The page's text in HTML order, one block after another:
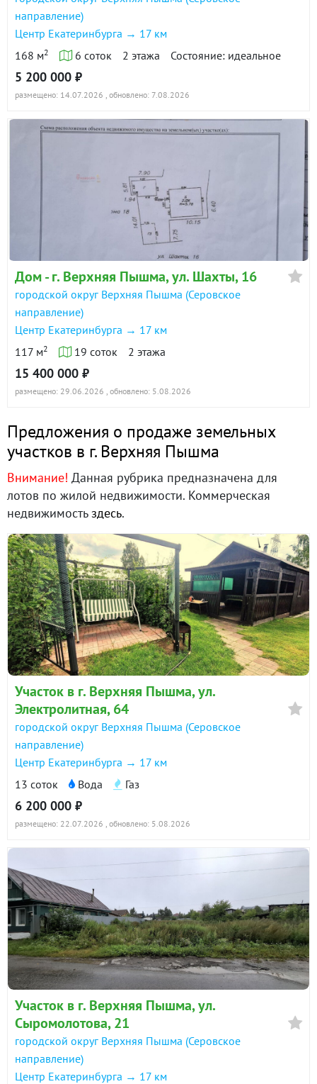
направление)
Центр Екатеринбурга → 17 км
168 м2 6 соток 2 этажа Состояние: идеальное
5 200 000 ₽
размещено: 14.07.2026 , обновлено: 7.08.2026
Дом - г. Верхняя Пышма, ул. Шахты, 16
городской округ Верхняя Пышма (Серовское
направление)
Центр Екатеринбурга → 17 км
117 м2 19 соток 2 этажа
15 400 000 ₽
размещено: 29.06.2026 , обновлено: 5.08.2026
Предложения о продаже земельных
участков в г. Верхняя Пышма
Внимание! Данная рубрика предназначена для
лотов по жилой недвижимости. Коммерческая
недвижимостьздесь.
Участок в г. Верхняя Пышма, ул.
Электролитная, 64
городской округ Верхняя Пышма (Серовское
направление)
Центр Екатеринбурга → 17 км
13 соток
Вода Газ
6 200 000 ₽
размещено: 22.07.2026 , обновлено: 5.08.2026
Участок в г. Верхняя Пышма, ул.
Сыромолотова, 21
городской округ Верхняя Пышма (Серовское
направление)
Центр Екатеринбурга → 17 км